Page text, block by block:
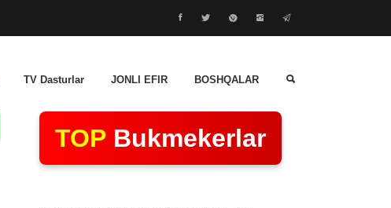
TV Dasturlar JONLI EFIR BOSHQALAR
TOP Bukmekerlar